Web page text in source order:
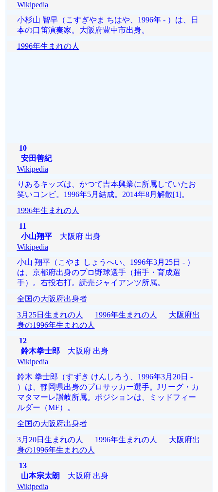
Wikipedia
小杉山 智早（こすぎやま ちはや、1996年 - ）は、日
本の口笛演奏家。大阪府豊中市出身。
1996年生まれの人
10
安田善紀
Wikipedia
りあるキッズは、かつて吉本興業に所属していたお
笑いコンビ。1996年5月結成。2014年8月解散[1]。
1996年生まれの人
11
小山翔平大阪府 出身
Wikipedia
小山 翔平（こやま しょうへい、1996年3月25日 - ）
は、京都府出身のプロ野球選手（捕手・育成選
手）。右投右打。読売ジャイアンツ所属。
全国の大阪府出身者
3月25日生まれの人
1996年生まれの人
大阪府出
身の1996年生まれの人
12
鈴木拳士郎大阪府 出身
Wikipedia
鈴木 拳士郎（すずき けんしろう、1996年3月20日 -
）は、静岡県出身のプロサッカー選手。Jリーグ・カ
マタマーレ讃岐所属。ポジションは、ミッドフィー
ルダー（MF）。
全国の大阪府出身者
3月20日生まれの人
1996年生まれの人
大阪府出
身の1996年生まれの人
13
山本宗太朗 大阪府 出身
Wikipedia